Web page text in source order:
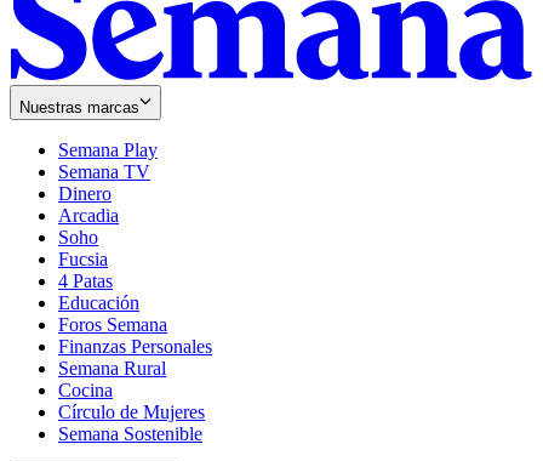
Nuestras marcas
Semana Play
Semana TV
Dinero
Arcadia
Soho
in
new
window
Fucsia
in
new
window
4 Patas
Educación
Foros Semana
Finanzas Personales
Semana Rural
Cocina
Círculo de Mujeres
Semana Sostenible